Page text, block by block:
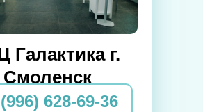
628-69-36
Галактика г.
Смоленск